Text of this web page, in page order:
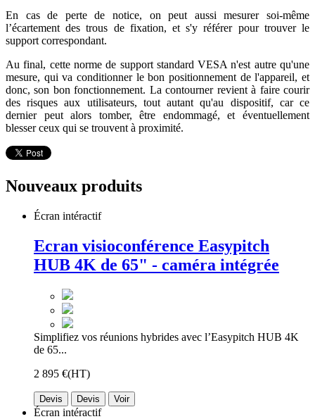
En cas de perte de notice, on peut aussi mesurer soi-même
l’écartement des trous de fixation, et s'y référer pour trouver le
support correspondant.
Au final, cette norme de support standard VESA n'est autre qu'une
mesure, qui va conditionner le bon positionnement de l'appareil, et
donc, son bon fonctionnement. La contourner revient à faire courir
des risques aux utilisateurs, tout autant qu'au dispositif, car ce
dernier peut alors tomber, être endommagé, et éventuellement
blesser ceux qui se trouvent à proximité.
Nouveaux produits
Écran intéractif
Ecran visioconférence Easypitch
HUB 4K de 65" - caméra intégrée
Simplifiez vos réunions hybrides avec l’Easypitch HUB 4K
de 65...
2 895 €(HT)
Devis Devis Voir
Écran intéractif